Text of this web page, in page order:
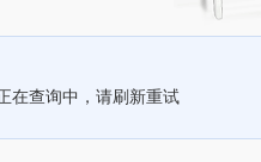
在查询中，请刷新重试